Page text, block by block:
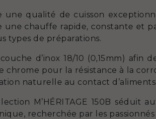
une qualité de cuisson
chauffe rapide, constante et
types de préparations.
d’inox 18/10 (0,15mm) afin
chrome pour la résistance à la
naturelle au contact d’aliments
M’HÉRITAGE 150B séduit
recherchée par les passionnés